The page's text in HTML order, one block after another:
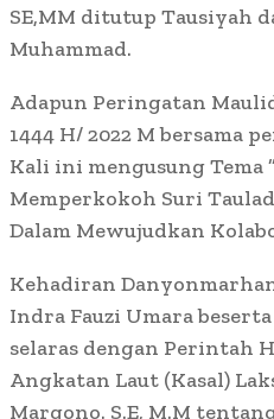
SE,MM ditutup Tausiyah
Muhammad.
Adapun Peringatan
1444 H/ 2022 M bersama
Kali ini mengusung Tema
Memperkokoh Suri
Dalam Mewujudkan
Kehadiran
Indra Fauzi Umara
selaras dengan Perintah
Angkatan Laut (Kasal)
Margono. S.E, M.M